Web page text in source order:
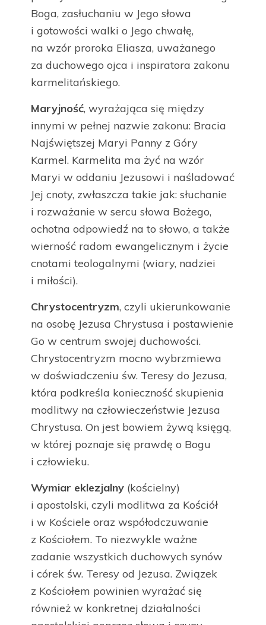
Boga, zasłuchaniu w Jego słowa
i gotowości walki o Jego chwałę,
na wzór proroka Eliasza, uważanego
za duchowego ojca i inspiratora zakonu
karmelitańskiego.
Maryjność, wyrażająca się między
innymi w pełnej nazwie zakonu: Bracia
Najświętszej Maryi Panny z Góry
Karmel. Karmelita ma żyć na wzór
Maryi w oddaniu Jezusowi i naśladować
Jej cnoty, zwłaszcza takie jak: słuchanie
i rozważanie w sercu słowa Bożego,
ochotna odpowiedź na to słowo, a także
wierność radom ewangelicznym i życie
cnotami teologalnymi (wiary, nadziei
i miłości).
Chrystocentryzm, czyli ukierunkowanie
na osobę Jezusa Chrystusa i postawienie
Go w centrum swojej duchowości.
Chrystocentryzm mocno wybrzmiewa
w doświadczeniu św. Teresy do Jezusa,
która podkreśla konieczność skupienia
modlitwy na człowieczeństwie Jezusa
Chrystusa. On jest bowiem żywą księgą,
w której poznaje się prawdę o Bogu
i człowieku.
Wymiar eklezjalny (kościelny)
i apostolski, czyli modlitwa za Kościół
i w Kościele oraz współodczuwanie
z Kościołem. To niezwykle ważne
zadanie wszystkich duchowych synów
i córek św. Teresy od Jezusa. Związek
z Kościołem powinien wyrażać się
również w konkretnej działalności